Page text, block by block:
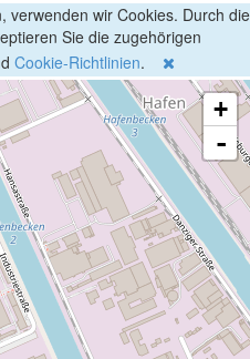
verwenden wir Cookies. Durch die
Sie die zugehörigen
Cookie-Richtlinien.
+
-